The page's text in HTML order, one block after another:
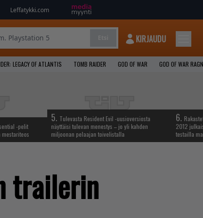
Leffatykki.com
KIRJAUDU
LEGACY OF ATLANTIS TOMB RAIDER GOD OF WAR GOD OF WAR
-pelit
5. Tulevasta Resident Evil -uusioversiosta
näyttäisi tulevan menestys – jo yli kahden
miljoonan pelaajan toivelistalla
6.
2012
testailla
trailerin